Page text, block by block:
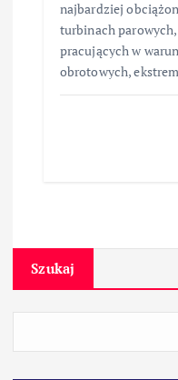
najbardziej
turbinach
pracujących w
obrotowych,
Szukaj